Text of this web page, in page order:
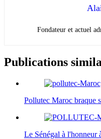
Fondateur et actuel
Publications
Pollutec Maroc braque
Le Sénégal à